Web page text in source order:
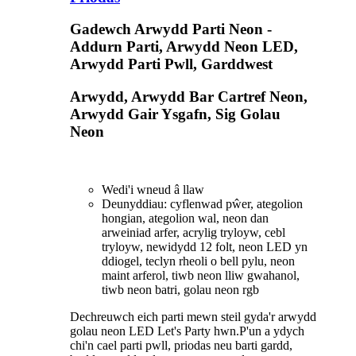
Gadewch Arwydd Parti Neon -
Addurn Parti, Arwydd Neon LED,
Arwydd Parti Pwll, Garddwest
Arwydd, Arwydd Bar Cartref Neon,
Arwydd Gair Ysgafn, Sig Golau
Neon
Wedi'i wneud â llaw
Deunyddiau: cyflenwad pŵer, ategolion
hongian, ategolion wal, neon dan
arweiniad arfer, acrylig tryloyw, cebl
tryloyw, newidydd 12 folt, neon LED yn
ddiogel, teclyn rheoli o bell pylu, neon
maint arferol, tiwb neon lliw gwahanol,
tiwb neon batri, golau neon rgb
Dechreuwch eich parti mewn steil gyda'r arwydd
golau neon LED Let's Party hwn.P'un a ydych
chi'n cael parti pwll, priodas neu barti gardd,